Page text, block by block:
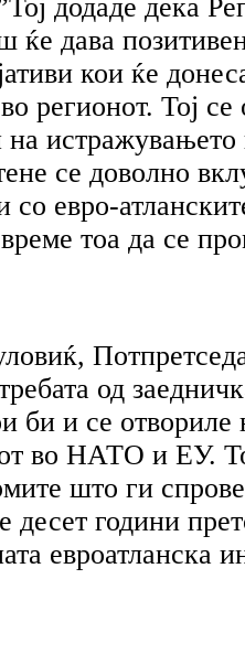
додаде дека
ќе дава
кои ќе
регионот. Тој
на
се доволно
со евро-
тоа да се
од
би и се
во НАТО и ЕУ.
што ги
десет години
евроатланска